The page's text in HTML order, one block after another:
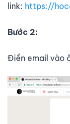
link: https://
Bước 2:
Điền email vào